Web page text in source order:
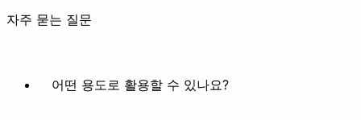
자주 묻는 질문
어떤 용도로 활용할 수 있나요?